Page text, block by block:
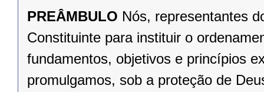
PREÂMBULO Nós, representantes
Constituinte para instituir o
fundamentos, objetivos e princípios
promulgamos, sob a proteção de